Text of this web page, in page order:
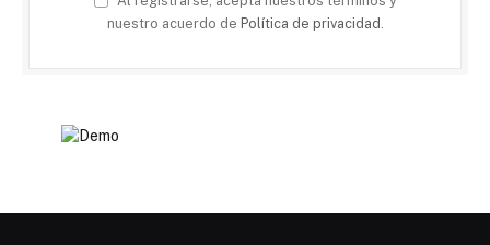
nuestro acuerdo de Política de privacidad